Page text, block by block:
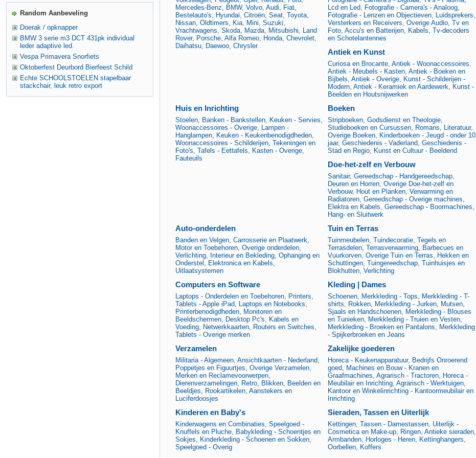
Mercedes-Benz, BMW, Volvo, Audi, Fiat,
Bestelauto's, Hyundai, Citroën, Seat, Toyota,
Nissan, Oldtimers, Kia, Mini, Suzuki,
Vrachtwagens, Skoda, Mazda, Mitsubishi, Land
Rover, Porsche, Alfa Romeo, Honda, Chevrolet,
Daihatsu, Daewoo, Chrysler
Lcd en Led, Fotografie - Camera's - Analoog,
Fotografie - Lenzen en Objectieven, Luidsprekers,
Versterkers en Receivers, Overige Audio, Tv en
Foto, Accu's en Batterijen, Kabels, Tv-decoders
en Schotelantennes
Antiek en Kunst
Curiosa en Brocante, Antiek - Woonaccessoires,
Antiek - Meubels - Kasten, Antiek - Boeken en
Bijbels, Antiek - Overige, Kunst - Schilderijen -
Modern, Antiek - Keramiek en Aardewerk, Kunst -
Beelden en Houtsnijwerken
Huis en Inrichting
Stoelen, Banken - Bankstellen, Keuken - Servies,
Woonaccessoires - Overige, Lampen -
Hanglampen, Keuken - Keukenbenodigdheden,
Woonaccessoires - Schilderijen, Tekeningen en
Foto's, Tafels - Eettafels, Kasten - Overige,
Fauteuils
Boeken
Stripboeken, Godsdienst en Theologie,
Studieboeken en Cursussen, Romans, Literatuur,
Overige Boeken, Kinderboeken - Jeugd - onder 10
jaar, Geschiedenis - Vaderland, Geschiedenis -
Stad en Regio, Kunst en Cultuur - Beeldend
Doe-het-zelf en Verbouw
Sanitair, Gereedschap - Handgereedschap,
Deuren en Horren, Overige Doe-het-zelf en
Verbouw, Hout en Planken, Verwarming en
Radiatoren, Gereedschap - Overige machines,
Elektra en Kabels, Gereedschap - Boormachines,
Hang- en Sluitwerk
Auto-onderdelen
Banden en Velgen, Carrosserie en Plaatwerk,
Motor en Toebehoren, Overige onderdelen,
Verlichting, Interieur en Bekleding, Ophanging en
Onderstel , Elektronica en Kabels,
Uitlaatsystemen
Tuin en Terras
Tuinmeubelen, Tuindecoratie, Tegels en
Terrasdelen, Terrasverwarming, Barbecues en
Vuurkorven, Overige Tuin en Terras, Hekken en
Schuttingen, Tuingereedschap, Tuinhuisjes en
Blokhutten, Verlichting
Computers en Software
Laptops - Onderdelen en Toebehoren, Printers,
Tablets - Apple iPad, Laptops en Notebooks,
Printerbenodigdheden, Monitoren en
Beeldschermen, Desktop Pc's, Kabels en
Voeding, Netwerkkaarten, Routers en Switches,
Tablets - Overige merken
Kleding | Dames
Schoenen, Merkkleding - Tops, Merkkleding - T-
shirts, Rokken, Merkkleding - Jurken, Mutsen,
Sjaals en Handschoenen, Merkkleding - Blouses
en Tunieken, Merkkleding - Truien en Vesten,
Merkkleding - Broeken en Pantalons, Merkkleding
- Spijkerbroeken en Jeans
Verzamelen
Militaria - Algemeen, Ansichtkaarten - Nederland,
Poppetjes en Figuurtjes, Overige Verzamelen,
Merken en Reclamevoorwerpen,
Dierenverzamelingen, Retro, Blikken, Beelden en
Beeldjes, Rookartikelen, Aanstekers en
Luciferdoosjes
Zakelijke goederen
Horeca - Keukenapparatuur, Bedrijfs Onroerend
goed, Machines en Bouw - Kranen en
Graafmachines, Agrarisch - Tractoren, Horeca -
Meubilair en Inrichting, Agrarisch - Werktuigen,
Kantoor en Winkelinrichting - Kantoormeubilair en
Inrichting
Kinderen en Baby's
Kinderwagens en Combinaties, Speelgoed -
Knuffels en Pluche, Babykleding - Schoentjes en
Sokjes, Kinderkleding - Schoenen en Sokken,
Speelgoed - Overig
Sieraden, Tassen en Uiterlijk
Kettingen, Tassen - Damestassen, Uiterlijk -
Cosmetica en Make-up, Ringen, Antieke sieraden,
Armbanden, Horloges - Heren, Kettinghangers,
Oorbellen, Koffers
Random Aanbeveling
Doerak / opknapper
BMW 3 serie m3 DCT 431pk individual
leder adaptive led.
Vespa Primavera Snorfiets
Oktoberfest Deurbord Bierfeest Schild
Echte SCHOOLSTOELEN stapelbaar
stackchair, leuk retro export